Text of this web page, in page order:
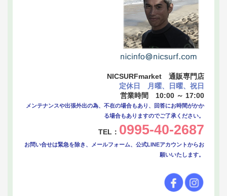
NICSURFmarket 通販専門店
定休日 月曜、日曜、祝日
営業時間 10:00 ～ 17:00
メンテナンスや出張外出の為、不在の場合もあり、回答にお時間がかか
る場合もありますのでご了承ください。
TEL： 0995-40-2687
お問い合せは緊急を除き、メールフォーム、公式LINEアカウントからお
願いいたします。